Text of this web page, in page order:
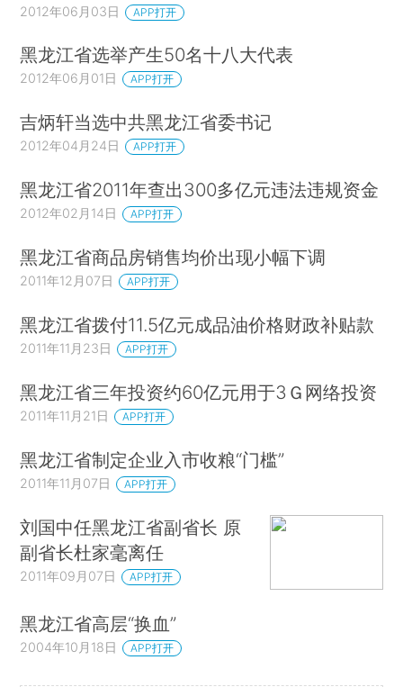
2012年06月03日 APP打开
黑龙江省选举产生50名十八大代表
2012年06月01日 APP打开
吉炳轩当选中共黑龙江省委书记
2012年04月24日 APP打开
黑龙江省2011年查出300多亿元违法违规资金
2012年02月14日 APP打开
黑龙江省商品房销售均价出现小幅下调
2011年12月07日 APP打开
黑龙江省拨付11.5亿元成品油价格财政补贴款
2011年11月23日 APP打开
黑龙江省三年投资约60亿元用于3Ｇ网络投资
2011年11月21日 APP打开
黑龙江省制定企业入市收粮“门槛”
2011年11月07日 APP打开
刘国中任黑龙江省副省长 原
副省长杜家毫离任
2011年09月07日 APP打开
黑龙江省高层“换血”
2004年10月18日 APP打开